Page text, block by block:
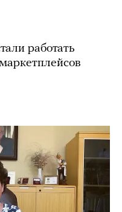
работать